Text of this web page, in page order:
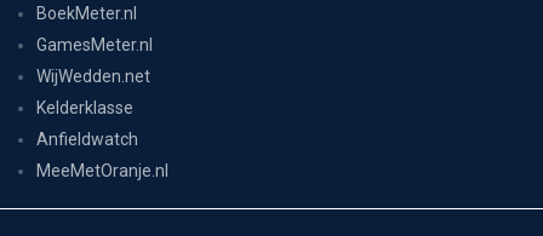
BoekMeter.nl
GamesMeter.nl
WijWedden.net
Kelderklasse
Anfieldwatch
MeeMetOranje.nl